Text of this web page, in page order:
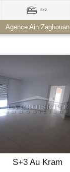
S+2
Agence Ain Zaghouan
S+3 Au Kram